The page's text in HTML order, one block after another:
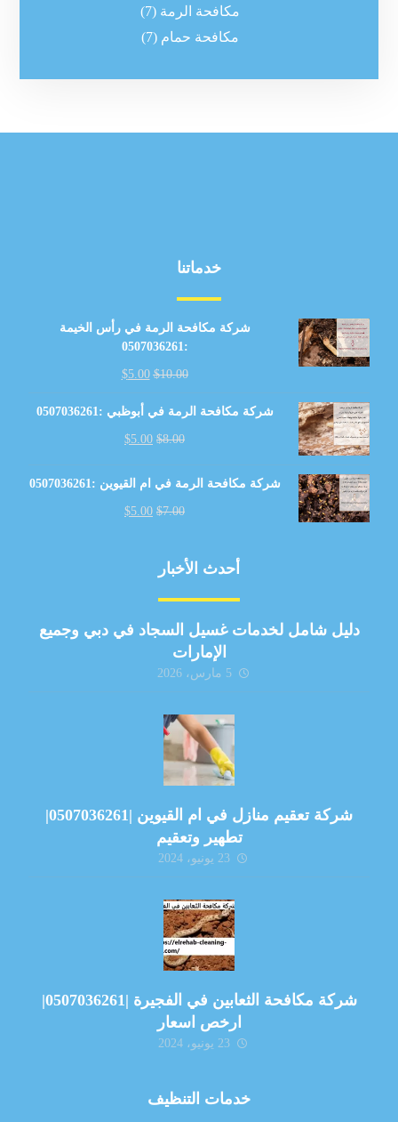
مكافحة الرمة (7)
مكافحة حمام (7)
خدماتنا
شركة مكافحة الرمة في رأس الخيمة
:0507036261
$10.00
$5.00
شركة مكافحة الرمة في أبوظبي :0507036261
$8.00
$5.00
شركة مكافحة الرمة في ام القيوين :0507036261
$7.00
$5.00
أحدث الأخبار
دليل شامل لخدمات غسيل السجاد في دبي وجميع
الإمارات
5 مارس، 2026
شركة تعقيم منازل في ام القيوين |0507036261|
تطهير وتعقيم
23 يونيو، 2024
شركة مكافحة الثعابين في الفجيرة |0507036261|
ارخص اسعار
23 يونيو، 2024
خدمات التنظيف